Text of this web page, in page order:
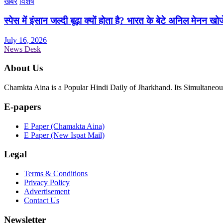
स्पेस में इंसान जल्दी बूढ़ा क्यों होता है? भारत के बेटे अनिल मेनन
July 16, 2026
News Desk
About Us
Chamkta Aina is a Popular Hindi Daily of Jharkhand. Its
E-papers
E Paper (Chamakta Aina)
E Paper (New Ispat Mail)
Legal
Terms & Conditions
Privacy Policy
Advertisement
Contact Us
Newsletter